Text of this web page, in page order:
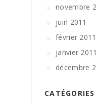
novembre
juin 2011
février 2011
janvier 2011
décembre
CATÉGORIES